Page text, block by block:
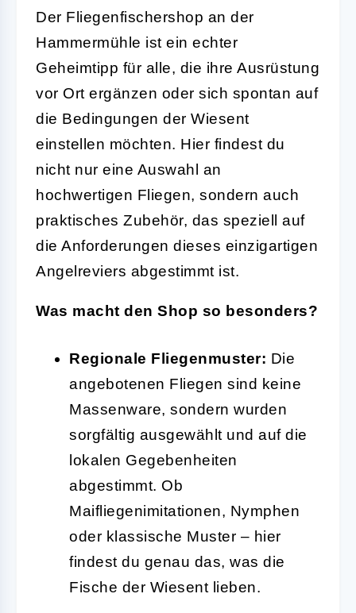
Der Fliegenfischershop an der
Hammermühle ist ein echter
Geheimtipp für alle, die ihre Ausrüstung
vor Ort ergänzen oder sich spontan auf
die Bedingungen der Wiesent
einstellen möchten. Hier findest du
nicht nur eine Auswahl an
hochwertigen Fliegen, sondern auch
praktisches Zubehör, das speziell auf
die Anforderungen dieses einzigartigen
Angelreviers abgestimmt ist.
Was macht den Shop so besonders?
Regionale Fliegenmuster: Die
angebotenen Fliegen sind keine
Massenware, sondern wurden
sorgfältig ausgewählt und auf die
lokalen Gegebenheiten
abgestimmt. Ob
Maifliegenimitationen, Nymphen
oder klassische Muster – hier
findest du genau das, was die
Fische der Wiesent lieben.